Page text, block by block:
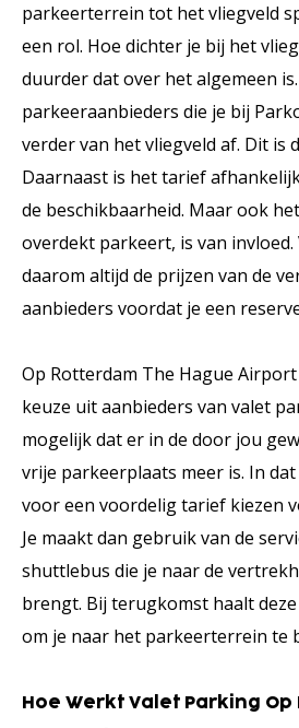
parkeerterrein tot het vliegveld
een rol. Hoe dichter je bij het
duurder dat over het algemeen
parkeeraanbieders die je bij
verder van het vliegveld af. Dit is
Daarnaast is het tarief
de beschikbaarheid. Maar ook
overdekt parkeert, is van invloed.
daarom altijd de prijzen van de
aanbieders voordat je een
Op Rotterdam The Hague
keuze uit aanbieders van valet
mogelijk dat er in de door jou
vrije parkeerplaats meer is. In
voor een voordelig tarief kiezen
Je maakt dan gebruik van de
shuttlebus die je naar de
brengt. Bij terugkomst haalt
om je naar het parkeerterrein te
Hoe Werkt Valet Parking